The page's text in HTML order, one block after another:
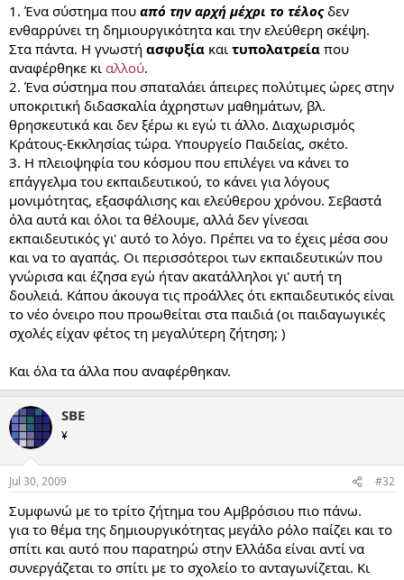
1. Ένα σύστημα που από την αρχή μέχρι το τέλοςδεν
ενθαρρύνει τη δημιουργικότητα και την ελεύθερη σκέψη.
Στα πάντα. Η γνωστή ασφυξία και τυπολατρεία που
αναφέρθηκε κι αλλού.
2. Ένα σύστημα που σπαταλάει άπειρες πολύτιμες ώρες στην
υποκριτική διδασκαλία άχρηστων μαθημάτων, βλ.
θρησκευτικά και δεν ξέρω κι εγώ τι άλλο. Διαχωρισμός
Κράτους-Εκκλησίας τώρα. Υπουργείο Παιδείας, σκέτο.
3. Η πλειοψηφία του κόσμου που επιλέγει να κάνει το
επάγγελμα του εκπαιδευτικού, το κάνει για λόγους
μονιμότητας, εξασφάλισης και ελεύθερου χρόνου. Σεβαστά
όλα αυτά και όλοι τα θέλουμε, αλλά δεν γίνεσαι
εκπαιδευτικός γι' αυτό το λόγο. Πρέπει να το έχεις μέσα σου
και να το αγαπάς. Οι περισσότεροι των εκπαιδευτικών που
γνώρισα και έζησα εγώ ήταν ακατάλληλοι γι' αυτή τη
δουλειά. Κάπου άκουγα τις προάλλες ότι εκπαιδευτικός είναι
το νέο όνειρο που προωθείται στα παιδιά (οι παιδαγωγικές
σχολές είχαν φέτος τη μεγαλύτερη ζήτηση; )
Και όλα τα άλλα που αναφέρθηκαν.
SBE
¥
Jul 30, 2009 #32
Συμφωνώ με το τρίτο ζήτημα του Αμβρόσιου πιο πάνω.
για το θέμα της δημιουργικότητας μεγάλο ρόλο παίζει και το
σπίτι και αυτό που παρατηρώ στην Ελλάδα είναι αντί να
συνεργάζεται το σπίτι με το σχολείο το ανταγωνίζεται. Κι